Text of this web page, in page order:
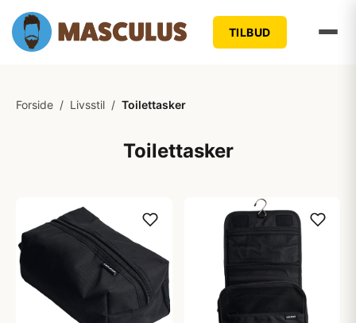
TILBUD
Forside / Livsstil / Toilettasker
Toilettasker